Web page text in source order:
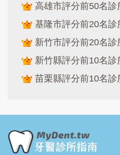
高雄市評分前50名診
基隆市評分前20名診
新竹市評分前20名診
新竹縣評分前10名診
苗栗縣評分前10名診